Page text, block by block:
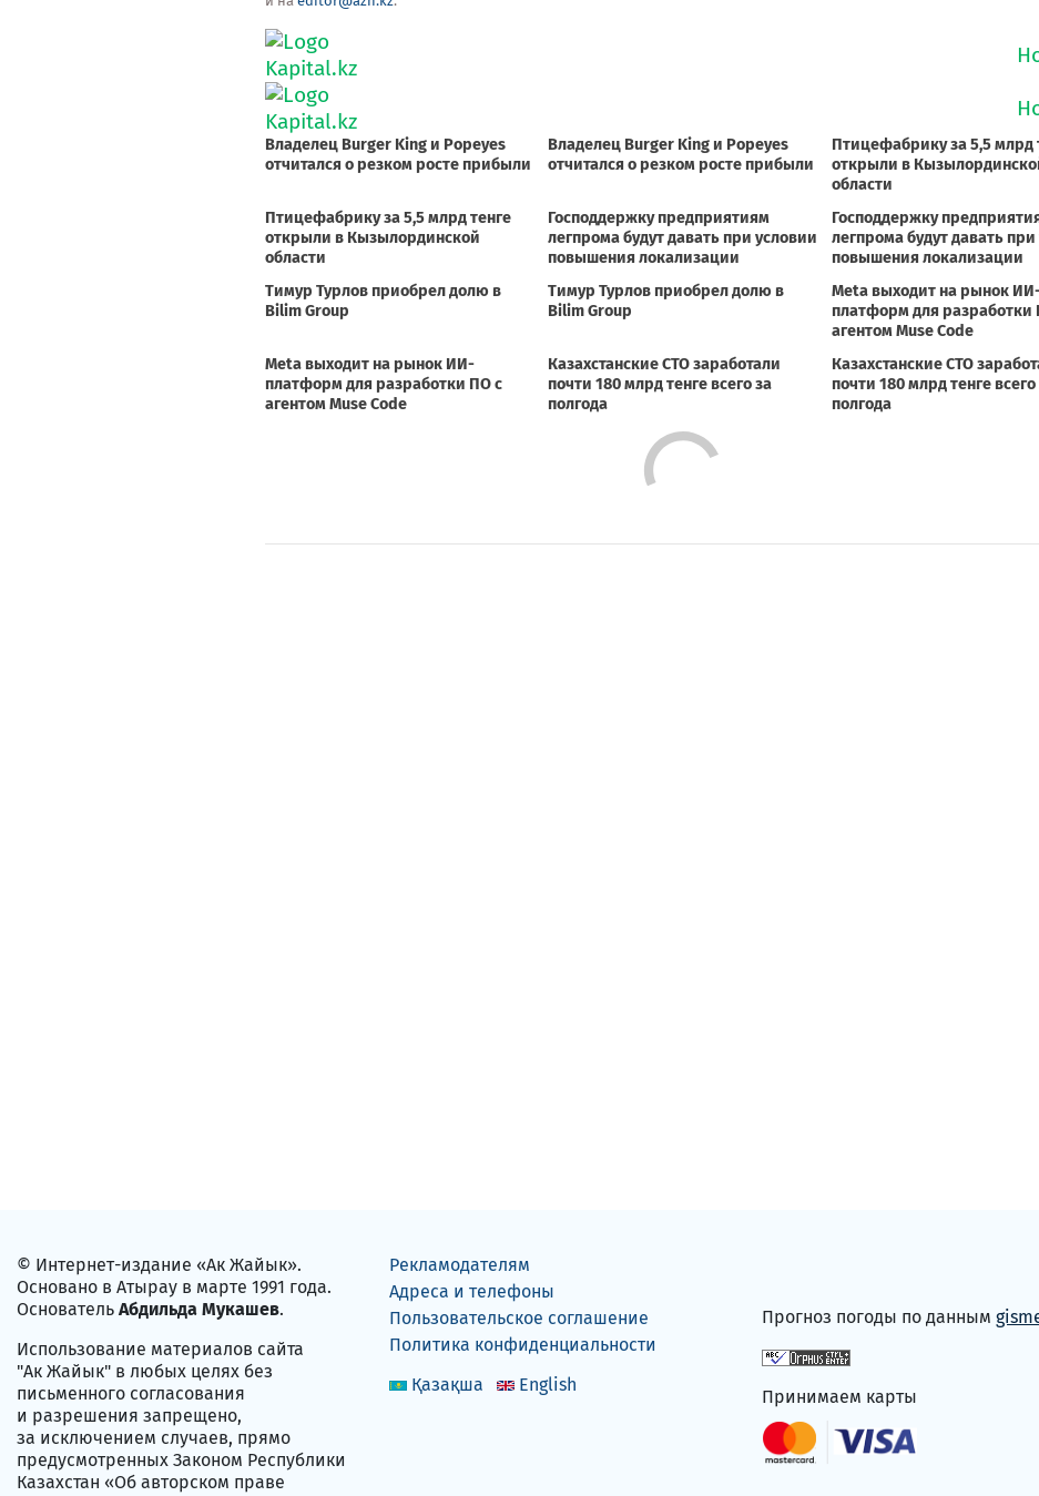
© Интернет-издание «Ак Жайык».
Основано в Атырау в марте 1991 года.
Основатель Абдильда Мукашев.
Использование материалов сайта
"Ак Жайык" в любых целях без
письменного согласования
и разрешения запрещено,
за исключением случаев, прямо
предусмотренных Законом Республики
Казахстан «Об авторском праве
Рекламодателям
Адреса и телефоны
Пользовательское соглашение
Политика конфиденциальности
Қазақша
English
Прогноз погоды по данным
Принимаем карты